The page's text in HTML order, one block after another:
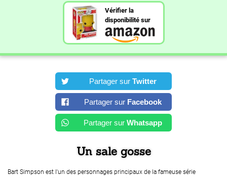
Vérifier la
disponibilité sur
Partager sur Twitter
Partager sur Facebook
Partager sur Whatsapp
Un sale gosse
Bart Simpson est l'un des personnages principaux de la fameuse série